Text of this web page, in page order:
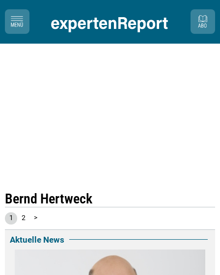
Bernd Hertweck
1 2 >
Aktuelle News